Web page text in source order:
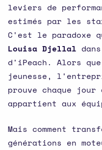
leviers de
estimés par les
C'est le paradoxe
Louisa Djellal
d'iPeach. Alors
jeunesse,
prouve chaque
appartient aux
Mais comment
générations en